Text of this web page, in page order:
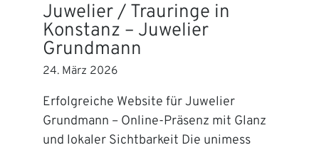
Juwelier / Trauringe in
Konstanz – Juwelier
Grundmann
24. März 2026
Erfolgreiche Website für Juwelier
Grundmann – Online-Präsenz mit Glanz
und lokaler Sichtbarkeit Die unimess